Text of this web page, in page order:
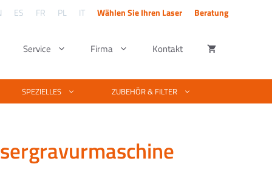
ES FR PL IT Wählen Sie Ihren Laser Beratung
& Faserlaser
Art des Materials
Komplette Materialliste zum Laserschneiden
Beispiele für Laserprojekte
ein
von
Software & Design
Grundlegende Vektor- und
Gravieren von Fotos mit
PhotoGrav
Service Firma Kontakt
SPEZIELLES ZUBEHÖR & FILTER